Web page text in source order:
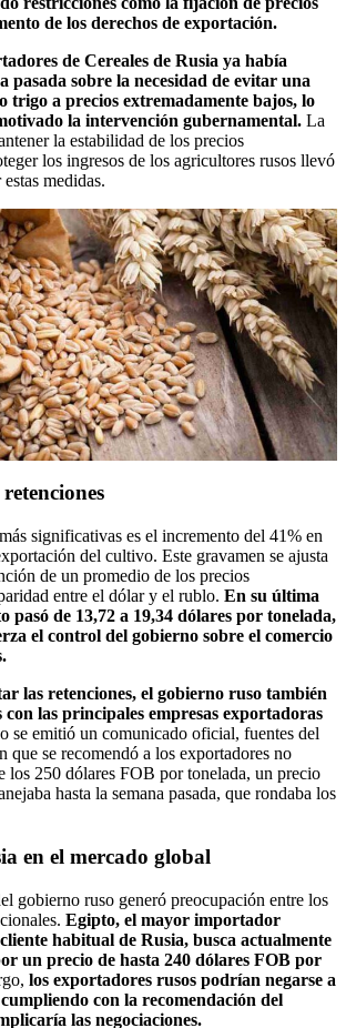
de los derechos de exportación.
de Cereales de Rusia ya había
pasada sobre la necesidad de evitar una
trigo a precios extremadamente bajos, lo
la intervención gubernamental. La
la estabilidad de los precios
los ingresos de los agricultores rusos llevó
medidas.
significativas es el incremento del 41% en
del cultivo. Este gravamen se ajusta
de un promedio de los precios
entre el dólar y el rublo. En su última
pasó de 13,72 a 19,34 dólares por tonelada,
el control del gobierno sobre el comercio
las retenciones, el gobierno ruso también
las principales empresas exportadoras
se emitió un comunicado oficial, fuentes del
que se recomendó a los exportadores no
los 250 dólares FOB por tonelada, un precio
hasta la semana pasada, que rondaba los
en el mercado global
gobierno ruso generó preocupación entre los
Egipto, el mayor importador
habitual de Rusia, busca actualmente
un precio de hasta 240 dólares FOB por
los exportadores rusos podrían negarse a
con la recomendación del
las negociaciones.